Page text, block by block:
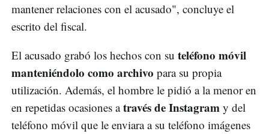
mantener relaciones con el acusado", concluye el
escrito del fiscal.
El acusado grabó los hechos con su teléfono móvil
manteniéndolo como archivo para su propia
utilización. Además, el hombre le pidió a la menor en
en repetidas ocasiones através de Instagram y del
teléfono móvil que le enviara a su teléfono imágenes